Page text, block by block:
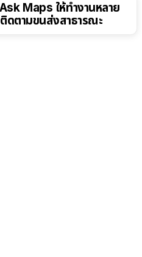
Maps ให้ทำงานหลาย
ดตามขนส่งสาธารณะ